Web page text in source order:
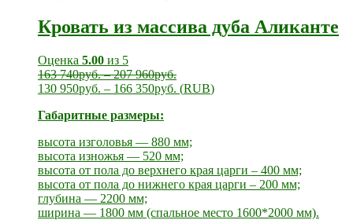
Кровать из массива дуба Аликанте
Оценка 5.00 из 5
163 740руб.–207 960руб.
130 950руб. – 166 350руб. (RUB)
Габаритные размеры:
высота изголовья — 880 мм;
высота изножья — 520 мм;
высота от пола до верхнего края царги – 400 мм;
высота от пола до нижнего края царги – 200 мм;
глубина — 2200 мм;
ширина — 1800 мм (спальное место 1600*2000 мм).